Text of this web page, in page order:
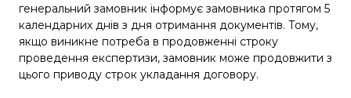
генеральний замовник інформує замовника протягом 5
календарних днів з дня отримання документів. Тому,
якщо виникне потреба в продовженні строку
проведення експертизи, замовник може продовжити з
цього приводу строк укладання договору.